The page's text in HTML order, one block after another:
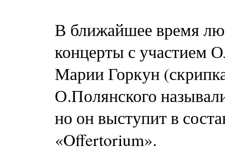
В ближайшее время
концерты с участием
Марии Горкун
О.Полянского
но он выступит в
«Offertorium».